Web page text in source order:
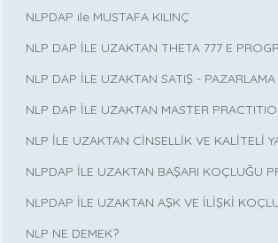
NLPDAP ile MUSTAFA KILINÇ
NLP DAP İLE UZAKTAN THETA 777 E
NLP DAP İLE UZAKTAN SATIŞ -
NLP DAP İLE UZAKTAN MASTER
NLP İLE UZAKTAN CİNSELLİK VE KALİTELİ
NLPDAP İLE UZAKTAN BAŞARI KOÇLUĞU
NLPDAP İLE UZAKTAN AŞK VE İLİŞKİ
NLP NE DEMEK?